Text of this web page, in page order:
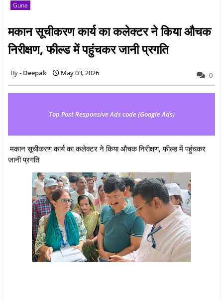
Guna
मकान सूचीकरण कार्य का कलेक्टर ने किया औचक
निरीक्षण, फील्ड में पहुंचकर जानी प्रगति
Deepak May 03, 2026 0
Top Post Responsive Ads code (Google Ads)
मकान सूचीकरण कार्य का कलेक्टर ने किया औचक निरीक्षण, फील्ड में पहुंचकर
जानी प्रगति